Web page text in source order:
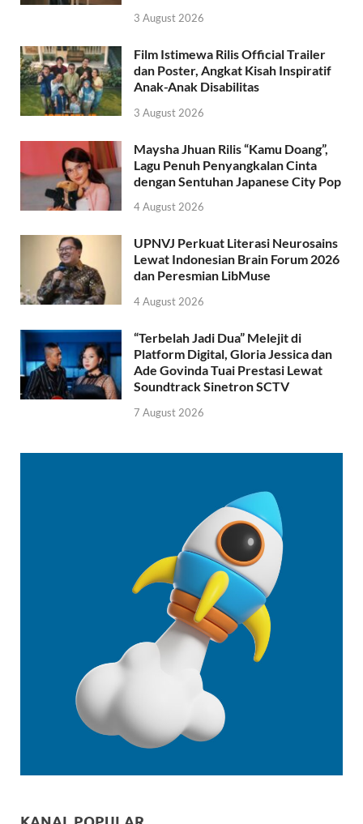
3 August 2026
Film Istimewa Rilis Official Trailer
dan Poster, Angkat Kisah Inspiratif
Anak-Anak Disabilitas
3 August 2026
Maysha Jhuan Rilis “Kamu Doang”,
Lagu Penuh Penyangkalan Cinta
dengan Sentuhan Japanese City Pop
4 August 2026
UPNVJ Perkuat Literasi Neurosains
Lewat Indonesian Brain Forum 2026
dan Peresmian LibMuse
4 August 2026
“Terbelah Jadi Dua” Melejit di
Platform Digital, Gloria Jessica dan
Ade Govinda Tuai Prestasi Lewat
Soundtrack Sinetron SCTV
7 August 2026